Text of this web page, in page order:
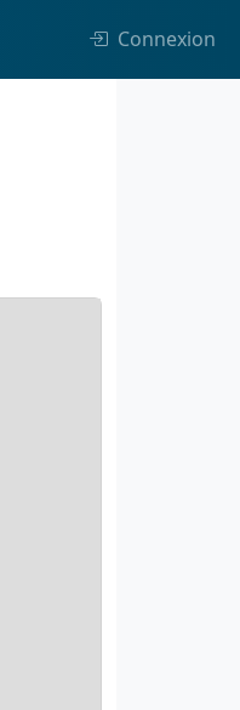
Connexion